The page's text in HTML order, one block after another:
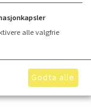
alle valgfrie
Godta alle